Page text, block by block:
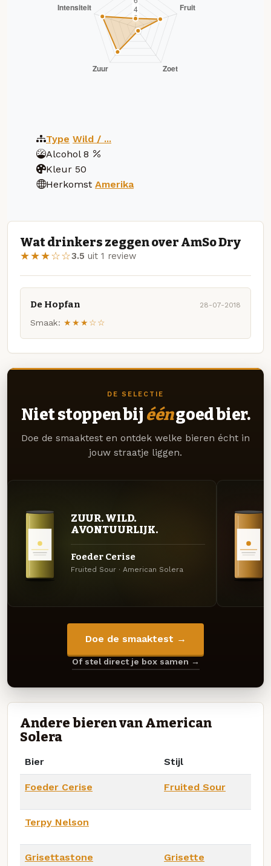
Type Wild / ...
Alcohol 8
Kleur 50
Herkomst Amerika
Wat drinkers zeggen over AmSo Dry
★★★☆☆3.5 uit 1 review
De Hopfan 28-07-2018
Smaak: ★★★☆☆
DE SELECTIE
Niet stoppen bij ééngoed bier.
Doe de smaaktest en ontdek welke bieren écht in
jouw straatje liggen.
ZUUR. WILD.
AVONTUURLIJK.
Foeder Cerise
Fruited Sour · American Solera
Doe de smaaktest →
Of stel direct je box samen →
Andere bieren van American
Solera
Bier Stijl
Foeder Cerise Fruited Sour
Terpy Nelson
Grisettastone Grisette